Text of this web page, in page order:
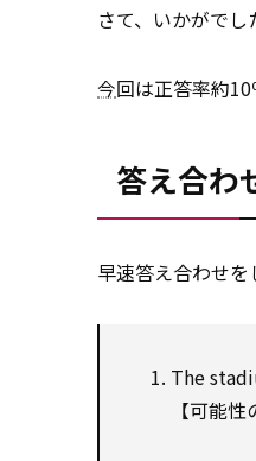
さて、いかがで
今回は正答率約10
答え合わ
早速答え合わせ
The
【可能